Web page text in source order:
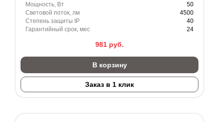
Мощность, Вт
50
Световой поток, лм
4500
Степень защиты IP
40
Гарантийный срок, мес
24
981 руб.
В корзину
Заказ в 1 клик